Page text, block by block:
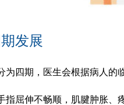
发展
为四期，医生会根据病人的
指屈伸不畅顺，肌腱肿胀、